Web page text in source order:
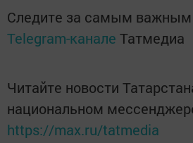
Следите за самым
Telegram-канале Татмедиа
Читайте новости
национальном
https://max.ru/tatmedia